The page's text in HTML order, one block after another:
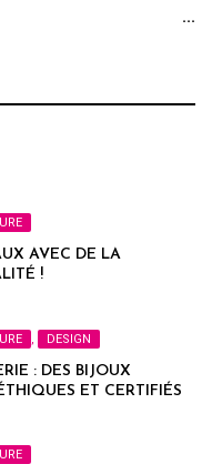
...
AVEC DE LA
!
, DESIGN
: DES BIJOUX
ET CERTIFIÉS